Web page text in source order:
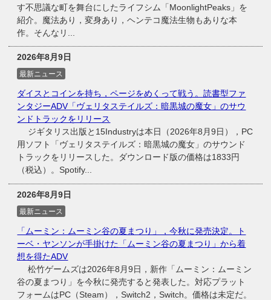
す不思議な町を舞台にしたライフシム「MoonlightPeaks」を
紹介。魔法あり，変身あり，ヘンテコ魔法生物もありな本
作。そんなリ...
2026年8月9日
最新ニュース
ダイスとコインを持ち，ページをめくって戦う。読書型ファ
ンタジーADV「ヴェリタステイルズ：暗黒城の魔女」のサウ
ンドトラックをリリース
ジギタリス出版と15Industryは本日（2026年8月9日），PC
用ソフト「ヴェリタステイルズ：暗黒城の魔女」のサウンド
トラックをリリースした。ダウンロード版の価格は1833円
（税込）。Spotify...
2026年8月9日
最新ニュース
「ムーミン：ムーミン谷の夏まつり」，今秋に発売決定。ト
ーベ・ヤンソンが手掛けた「ムーミン谷の夏まつり」から着
想を得たADV
松竹ゲームズは2026年8月9日，新作「ムーミン：ムーミン
谷の夏まつり」を今秋に発売すると発表した。対応プラット
フォームはPC（Steam），Switch2，Switch。価格は未定だ。